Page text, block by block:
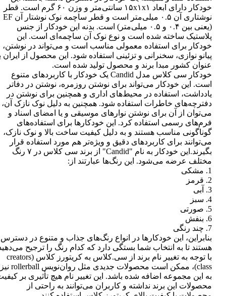
خودکار دارای ابعاد ۱۵x۱x۱ سانتی‌متر و وزن ۶۰ گرم است. قطر
نوشتاری آن ۰.۵ میلی‌متر است و قطر ساچمه نوک نوشتار آن EF
(یعنی بین ۰.۴ و ۰.۵ میلی‌متر) است. بدنه این خودکار از جنس
پلاستیک ساخته شده است و نوع نوک آن ساچمه‌ای است. این
خودکار برای استفاده معمولی مناسب است و می‌تواند در نوشتن،
پیانو نوازی، سخنرانی و تزئینی استفاده شود. این محصول از ایران
عنوان کشور مبدا برند و محصول تولید شده است.
خودکار سی کلاس مدل Candid یک خودکار با کاربردهای متنوع
است. این خودکار می‌تواند برای نوشتن روزمره، نوشتن در دفاتر
یادداشت، استفاده در محیط‌های اداری و همچنین برای نوشتن در
دفترچه‌های خاطرات استفاده شود. همچنین به دلیل نوک نازک آن،
می‌توان از آن برای نوشتن نوارهای موسیقی و یا امضای اسناد و
فرم‌های رسمی استفاده کرد. این خودکارها برای استفاده‌های
گوناگونی مناسب هستند و به دلیل کیفیت ساخت بالا و نوک نازک،
می‌توانند برای کاربردهای دقیق و ویژه‌تر هم مورد استفاده قرار
بگیرند.این خودکار به نام "Candid" از برند سی کلاس در ۷ رنگ
مختلف عرضه می‌شود. این رنگ‌ها عبارتند از:
1. مشکی
2. قرمز
3. آبی
4. سبز
5. صورتی
6. بنفش
7. چند رنگی
بنابراین، این خودکارها در انواع رنگ‌های جذاب و متنوع در دسترس
هستند تا به انتخاب شما بستگی دارد که کدام رنگ را ترجیح
با توجه به تغییر نام برند از سی.کلاس به کریتورز کلاس (creators
class)، ممکن است محصولات جدیدی مثل روان‌نویس rollerball نیز
به این مجموعه اضافه شده باشد. این تغییر نام هیچ تأثیری بر
محصولات این برند نداشته و کاربران می‌توانند به راحتی از